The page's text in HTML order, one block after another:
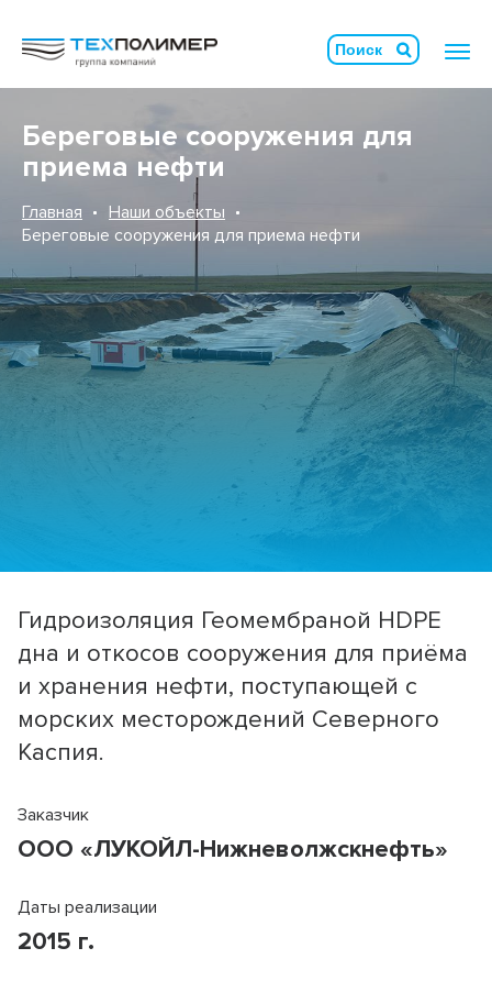
Береговые сооружения для
приема нефти
Главная
Наши объекты
Береговые сооружения для приема нефти
Гидроизоляция Геомембраной HDPE
дна и откосов сооружения для приёма
и хранения нефти, поступающей с
морских месторождений Северного
Каспия.
Заказчик
ООО «ЛУКОЙЛ-Нижневолжскнефть»
Даты реализации
2015 г.